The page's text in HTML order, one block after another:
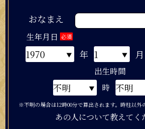
おなまえ
生年月日 必須
年 月
出生時間
時
※不明の場合は12時00分で算出されます。時柱以外
あの人について教えてく